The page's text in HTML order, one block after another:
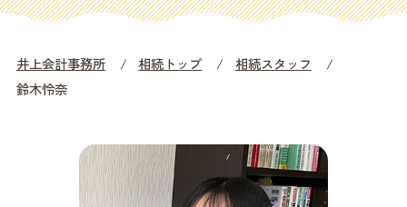
井上会計事務所 相続トップ
相続スタッフ
鈴木怜奈